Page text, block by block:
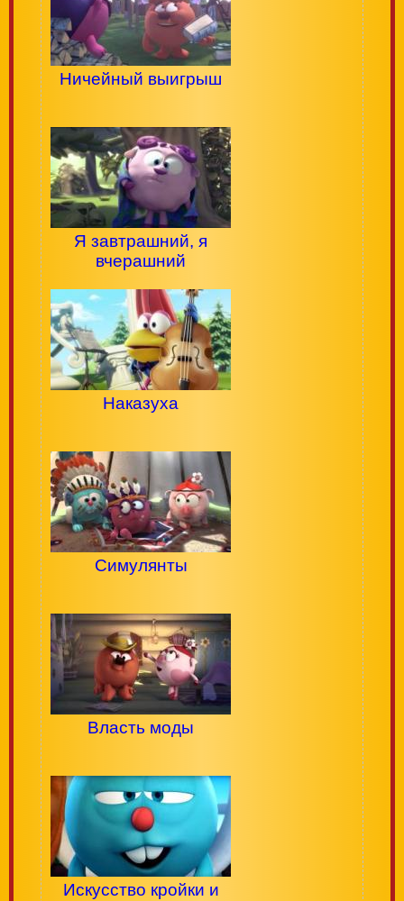
Ничейный выигрыш
Я завтрашний, я
вчерашний
Наказуха
Симулянты
Власть моды
Искусство кройки и